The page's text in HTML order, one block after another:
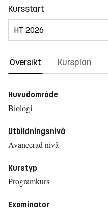
Kursstart
Översikt Kursplan
Huvudområde
Biologi
Utbildningsnivå
Avancerad nivå
Kurstyp
Programkurs
Examinator